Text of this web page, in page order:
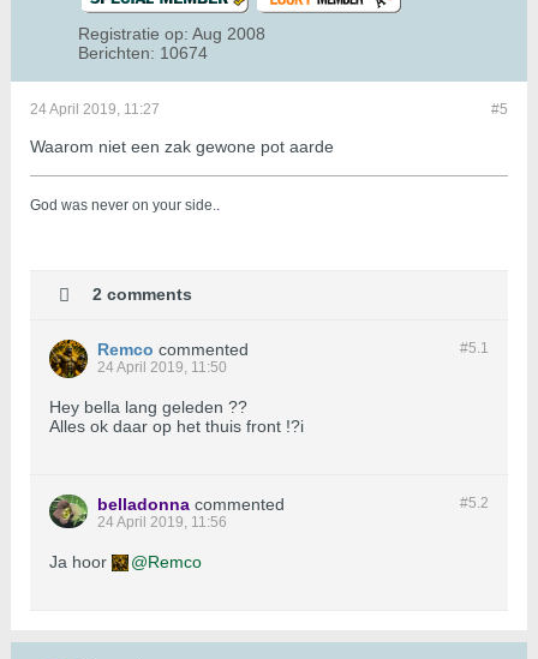
Registratie op: Aug 2008
Berichten: 10674
#5
24 April 2019, 11:27
Waarom niet een zak gewone pot aarde
God was never on your side..
2 comments
#5.1
Remco commented
24 April 2019, 11:50
Hey bella lang geleden ??
Alles ok daar op het thuis front !?i
#5.2
belladonna commented
24 April 2019, 11:56
Ja hoor Remco